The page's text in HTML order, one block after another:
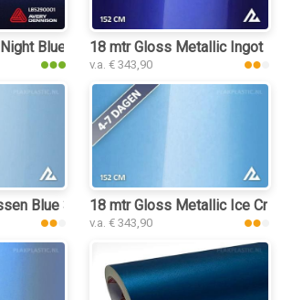
Blue Metallic plakplastic
18 mtr Gloss Metallic Ingot
v.a. € 343,90
Blue 3219 plakplastic
18 mtr Gloss Metallic Ice
v.a. € 343,90